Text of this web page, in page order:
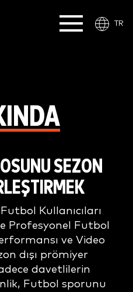
TR
SEZON
Kullanıcıları
Profesyonel Futbol
ve Video
dışı prömiyer
davetlilerin
Futbol sporunu